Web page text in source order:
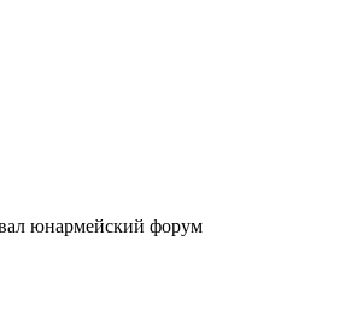
юнармейский форум